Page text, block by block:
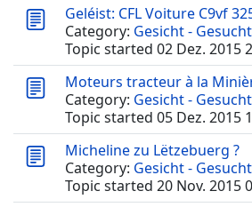
Geléist: CFL Voiture C9vf
Category: Gesicht -
Topic started 02 Dez. 2015
Moteurs tracteur à la
Category: Gesicht -
Topic started 05 Dez. 2015
Micheline zu Lëtzebuerg ?
Category: Gesicht -
Topic started 20 Nov. 2015